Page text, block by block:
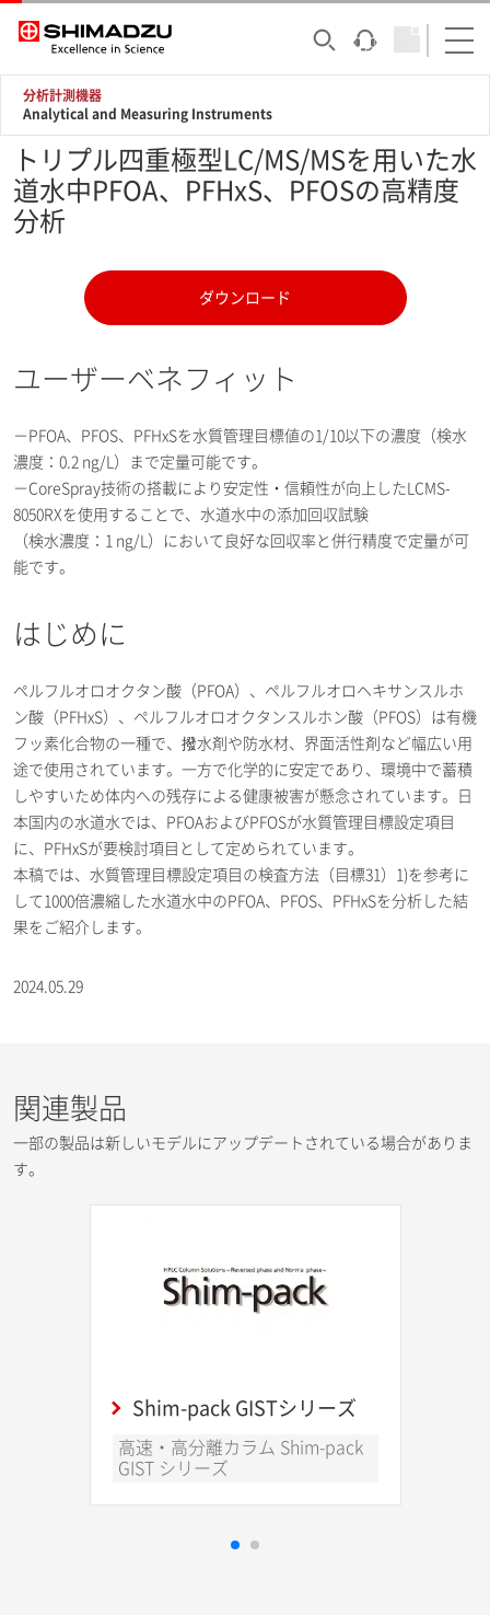
分析計測機器
Analytical and Measuring Instruments
トリプル四重極型LC/MS/MSを用いた水
道水中PFOA、PFHxS、PFOSの高精度
分析
ダウンロード
ユーザーベネフィット
－PFOA、PFOS、PFHxSを水質管理目標値の1/10以下の濃度（検水
濃度：0.2 ng/L）まで定量可能です。
－CoreSpray技術の搭載により安定性・信頼性が向上したLCMS-
8050RXを使用することで、水道水中の添加回収試験
（検水濃度：1 ng/L）において良好な回収率と併行精度で定量が可
能です。
はじめに
ペルフルオロオクタン酸（PFOA）、ペルフルオロヘキサンスルホ
ン酸（PFHxS）、ペルフルオロオクタンスルホン酸（PFOS）は有機
フッ素化合物の一種で、撥水剤や防水材、界面活性剤など幅広い用
途で使用されています。一方で化学的に安定であり、環境中で蓄積
しやすいため体内への残存による健康被害が懸念されています。日
本国内の水道水では、PFOAおよびPFOSが水質管理目標設定項目
に、PFHxSが要検討項目として定められています。
本稿では、水質管理目標設定項目の検査方法（目標31）1)を参考に
して1000倍濃縮した水道水中のPFOA、PFOS、PFHxSを分析した結
果をご紹介します。
2024.05.29
関連製品
一部の製品は新しいモデルにアップデートされている場合がありま
す。
Shim-pack GISTシリーズ
高速・高分離カラム Shim-pack
GIST シリーズ